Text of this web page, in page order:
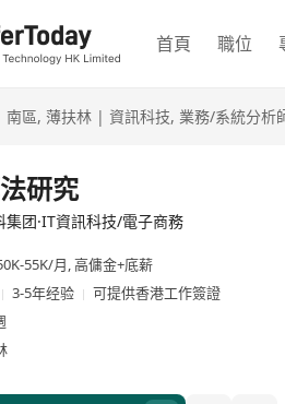
首頁 職位
南區, 薄扶林 | 資訊科技, 業務/系統分析
研究
集团·IT資訊科技/電子商務
55K/月,高傭金+底薪
3-5年经验
可提供香港工作簽證